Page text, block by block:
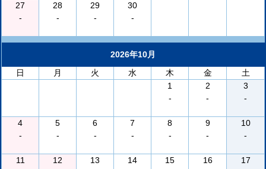
27
-
28
-
29
-
30
-
2026年10月
日
月 火 水 木 金
土
1
-
2
-
3
-
4
-
5
-
6
-
7
-
8
-
9
-
10
-
11
12
13
14
15
16
17